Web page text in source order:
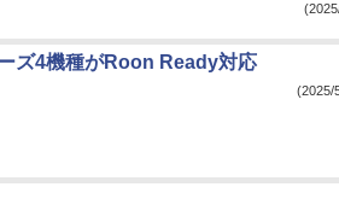
ズ4機種がRoon Ready対応
(2025/